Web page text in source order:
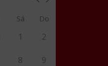
Sá Do
1 2
8 9